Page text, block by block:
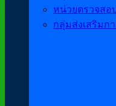
หน่วยตรวจสอ
กลุ่มส่งเสริมก